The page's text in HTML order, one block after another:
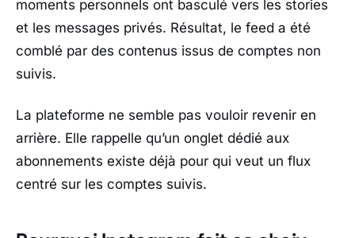
moments personnels ont basculé vers les stories
et les messages privés. Résultat, le feed a été
comblé par des contenus issus de comptes non
suivis.
La plateforme ne semble pas vouloir revenir en
arrière. Elle rappelle qu’un onglet dédié aux
abonnements existe déjà pour qui veut un flux
centré sur les comptes suivis.